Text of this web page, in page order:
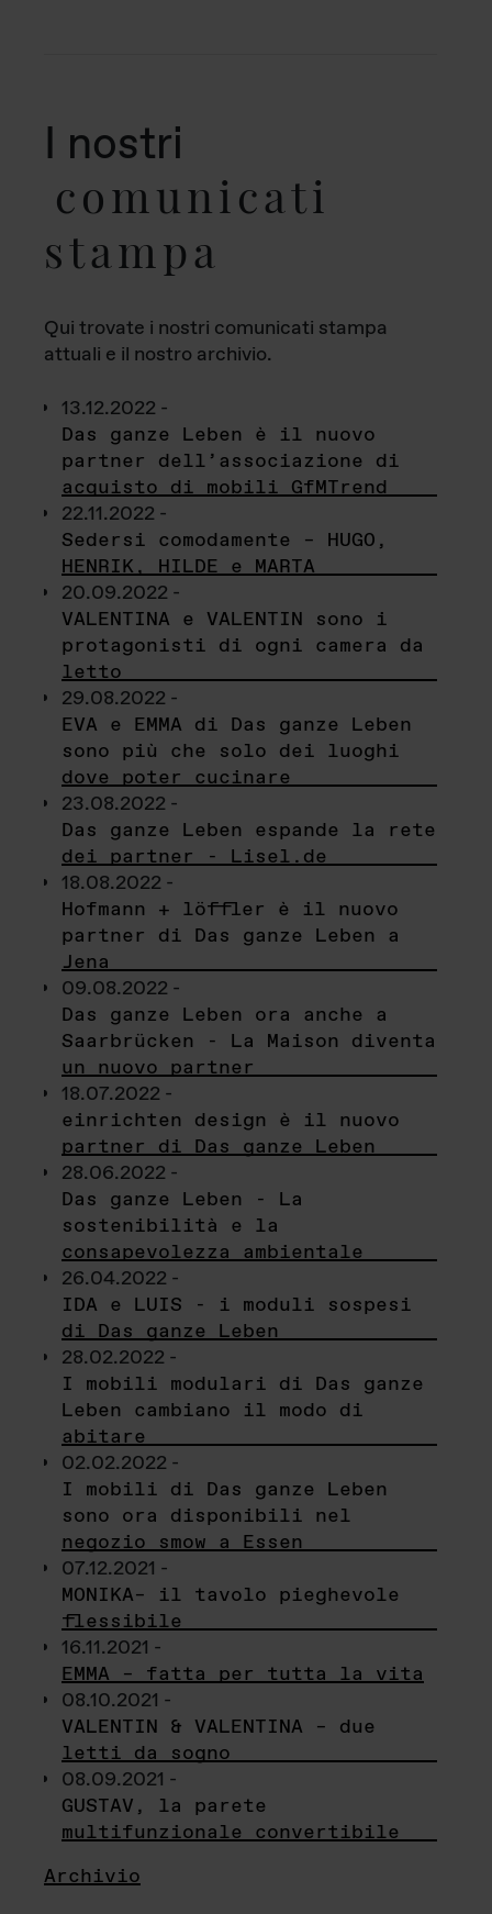
I nostri
comunicati
stampa
Qui trovate i nostri comunicati stampa
attuali e il nostro archivio.
13.12.2022 -
Das ganze Leben è il nuovo
partner dell’associazione di
acquisto di mobili GfMTrend
22.11.2022 -
Sedersi comodamente – HUGO,
HENRIK, HILDE e MARTA
20.09.2022 -
VALENTINA e VALENTIN sono i
protagonisti di ogni camera da
letto
29.08.2022 -
EVA e EMMA di Das ganze Leben
sono più che solo dei luoghi
dove poter cucinare
23.08.2022 -
Das ganze Leben espande la rete
dei partner - Lisel.de
18.08.2022 -
Hofmann + löffler è il nuovo
partner di Das ganze Leben a
Jena
09.08.2022 -
Das ganze Leben ora anche a
Saarbrücken - La Maison diventa
un nuovo partner
18.07.2022 -
einrichten design è il nuovo
partner di Das ganze Leben
28.06.2022 -
Das ganze Leben - La
sostenibilità e la
consapevolezza ambientale
26.04.2022 -
IDA e LUIS - i moduli sospesi
di Das ganze Leben
28.02.2022 -
I mobili modulari di Das ganze
Leben cambiano il modo di
abitare
02.02.2022 -
I mobili di Das ganze Leben
sono ora disponibili nel
negozio smow a Essen
07.12.2021 -
MONIKA– il tavolo pieghevole
flessibile
16.11.2021 -
EMMA – fatta per tutta la vita
08.10.2021 -
VALENTIN & VALENTINA – due
letti da sogno
08.09.2021 -
GUSTAV, la parete
multifunzionale convertibile
Archivio